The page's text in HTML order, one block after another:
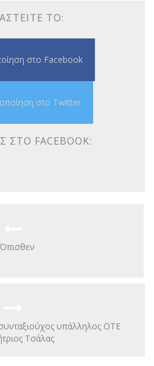
ΤΟ:
στο Facebook
στο Twitter
ΣΤΟ FACEBOOK:
Όπισθεν
υπάλληλος ΟΤΕ
Τσάλας